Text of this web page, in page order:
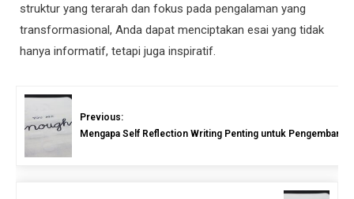
struktur yang terarah dan fokus pada pengalaman yang
transformasional, Anda dapat menciptakan esai yang tidak
hanya informatif, tetapi juga inspiratif.
Previous:
Mengapa Self Reflection Writing Penting untuk